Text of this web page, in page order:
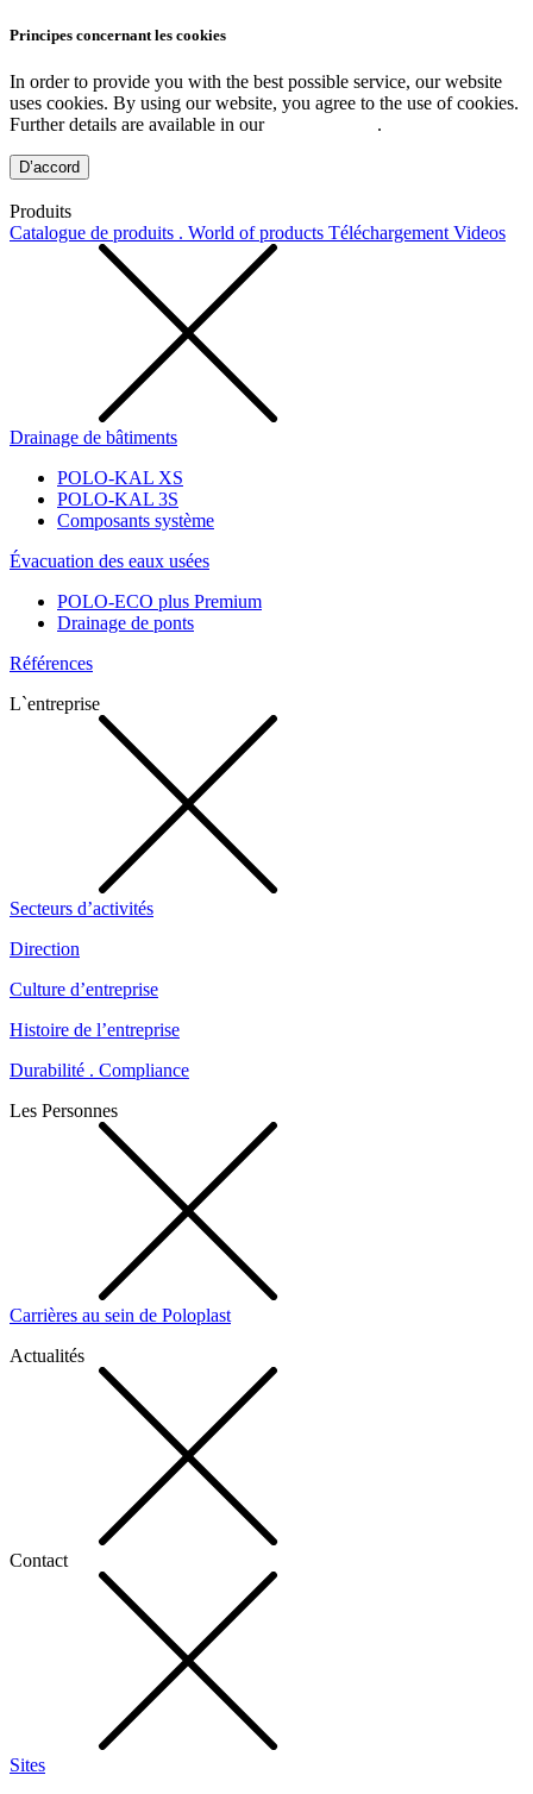
Principes concernant les cookies
In order to provide you with the best possible service, our website
uses cookies. By using our website, you agree to the use of cookies.
Further details are available in our
.
D’accord
Produits
Catalogue de produits . World of products Téléchargement Videos
Drainage de bâtiments
POLO-KAL XS
POLO-KAL 3S
Composants système
Évacuation des eaux usées
POLO-ECO plus Premium
Drainage de ponts
Références
L`entreprise
Secteurs d’activités
Direction
Culture d’entreprise
Histoire de l’entreprise
Durabilité . Compliance
Les Personnes
Carrières au sein de Poloplast
Actualités
Contact
Sites